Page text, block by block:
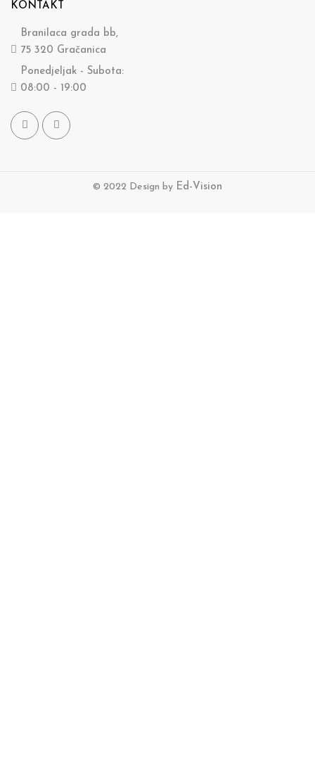
KONTAKT
Branilaca grada bb,
75 320 Gračanica
Ponedjeljak - Subota:
08:00 - 19:00
© 2022 Design by Ed-Vision